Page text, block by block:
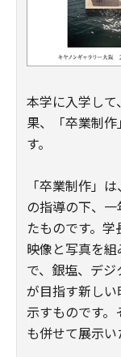
本学に入学し
果、「卒業制
す。
「卒業制作」
の指導の下、
たものです。学
映像と写真を
で、銀塩、デ
が目指す新し
示すものです
も併せて展示い